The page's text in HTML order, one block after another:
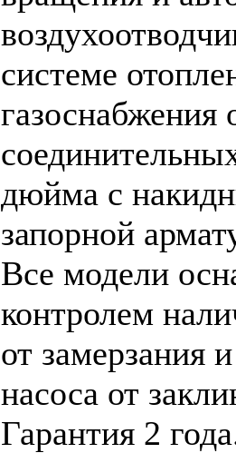
системе
дюйма с
запорной
Все модели
контролем
от замерзания
насоса от
Гарантия 2